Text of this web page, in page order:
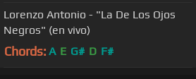
Lorenzo Antonio - "La De Los Ojos
Negros" (en vivo)
Chords: A E G# D F#